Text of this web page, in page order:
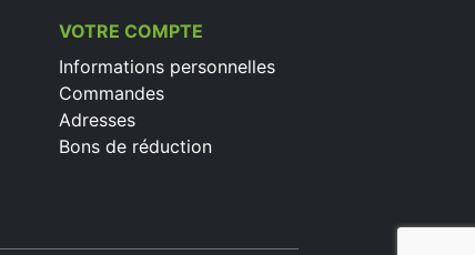
VOTRE COMPTE
Informations personnelles
Commandes
Adresses
Bons de réduction